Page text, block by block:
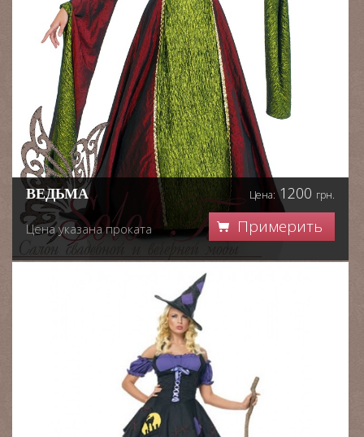
ВЕДЬМА
Цена указана проката
Цена:1200 грн.
Примерить